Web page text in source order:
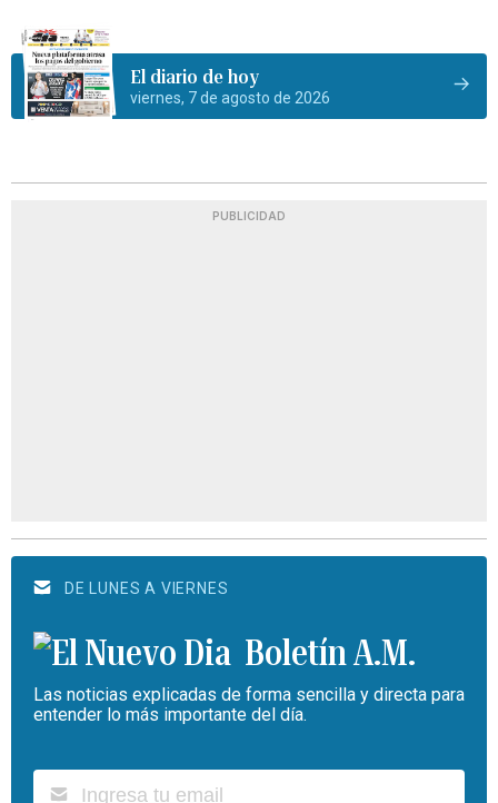
El diario de hoy
viernes, 7 de agosto de 2026
PUBLICIDAD
DE LUNES A VIERNES
Boletín A.M.
Las noticias explicadas de forma sencilla y directa para
entender lo más importante del día.